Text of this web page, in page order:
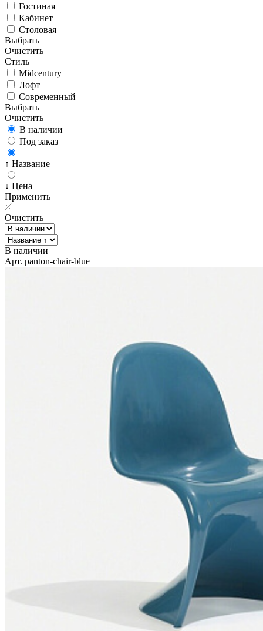
Гостиная
Кабинет
Столовая
Выбрать
Очистить
Стиль
Midcentury
Лофт
Современный
Выбрать
Очистить
В наличии
Под заказ
↑ Название
↓ Цена
Применить
Очистить
В наличии
Арт. panton-chair-blue